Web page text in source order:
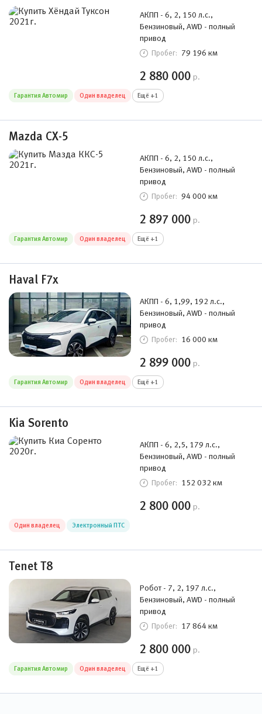
АКПП - 6, 2, 150 л.с.,
Бензиновый, AWD - полный
привод
Пробег: 79 196 км
2 880 000 р.
Гарантия Автомир Один владелец Ещё +1
Mazda CX-5
АКПП - 6, 2, 150 л.с.,
Бензиновый, AWD - полный
привод
Пробег: 94 000 км
2 897 000 р.
Гарантия Автомир Один владелец Ещё +1
Haval F7x
АКПП - 6, 1,99, 192 л.с.,
Бензиновый, AWD - полный
привод
Пробег: 16 000 км
2 899 000 р.
Гарантия Автомир Один владелец Ещё +1
Kia Sorento
АКПП - 6, 2,5, 179 л.с.,
Бензиновый, AWD - полный
привод
Пробег: 152 032 км
2 800 000 р.
Один владелец Электронный ПТС
Tenet T8
Робот - 7, 2, 197 л.с.,
Бензиновый, AWD - полный
привод
Пробег: 17 864 км
2 800 000 р.
Гарантия Автомир Один владелец Ещё +1